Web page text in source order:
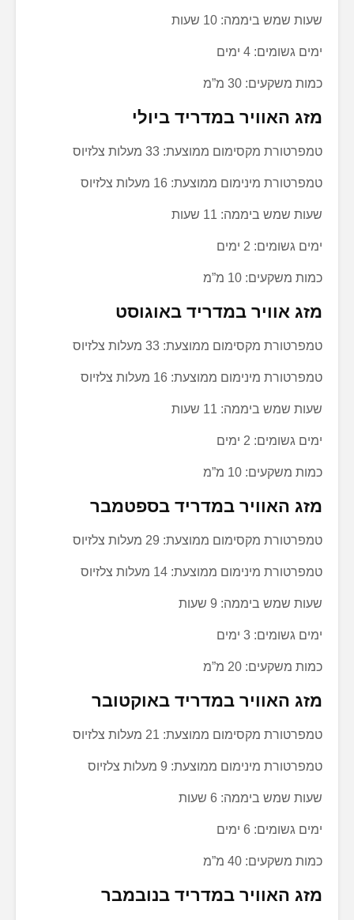
שעות שמש ביממה: 10 שעות
ימים גשומים: 4 ימים
כמות משקעים: 30 מ”מ
מזג האוויר במדריד ביולי
טמפרטורת מקסימום ממוצעת: 33 מעלות צלזיוס
טמפרטורת מינימום ממוצעת: 16 מעלות צלזיוס
שעות שמש ביממה: 11 שעות
ימים גשומים: 2 ימים
כמות משקעים: 10 מ”מ
מזג אוויר במדריד באוגוסט
טמפרטורת מקסימום ממוצעת: 33 מעלות צלזיוס
טמפרטורת מינימום ממוצעת: 16 מעלות צלזיוס
שעות שמש ביממה: 11 שעות
ימים גשומים: 2 ימים
כמות משקעים: 10 מ”מ
מזג האוויר במדריד בספטמבר
טמפרטורת מקסימום ממוצעת: 29 מעלות צלזיוס
טמפרטורת מינימום ממוצעת: 14 מעלות צלזיוס
שעות שמש ביממה: 9 שעות
ימים גשומים: 3 ימים
כמות משקעים: 20 מ”מ
מזג האוויר במדריד באוקטובר
טמפרטורת מקסימום ממוצעת: 21 מעלות צלזיוס
טמפרטורת מינימום ממוצעת: 9 מעלות צלזיוס
שעות שמש ביממה: 6 שעות
ימים גשומים: 6 ימים
כמות משקעים: 40 מ”מ
מזג האוויר במדריד בנובמבר